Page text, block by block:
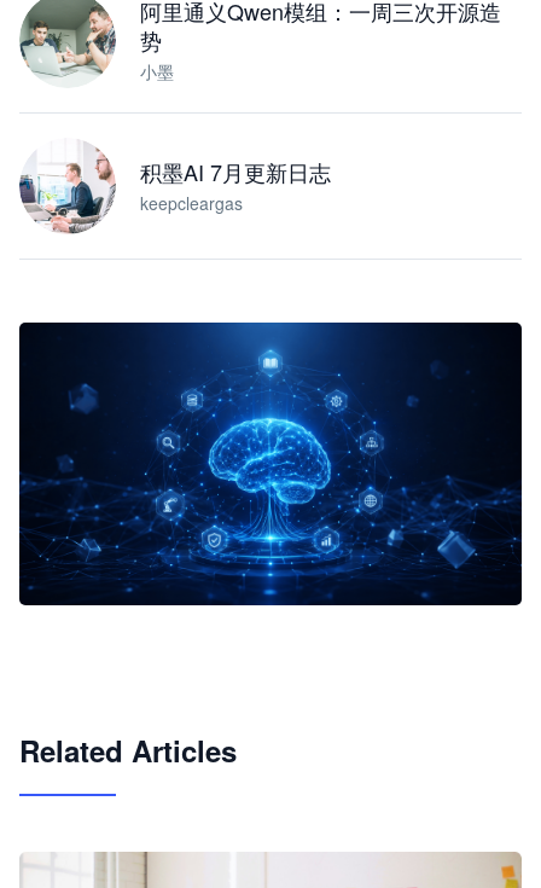
阿里通义Qwen模组：一周三次开源造
势
小墨
积墨AI 7月更新日志
keepcleargas
Related Articles